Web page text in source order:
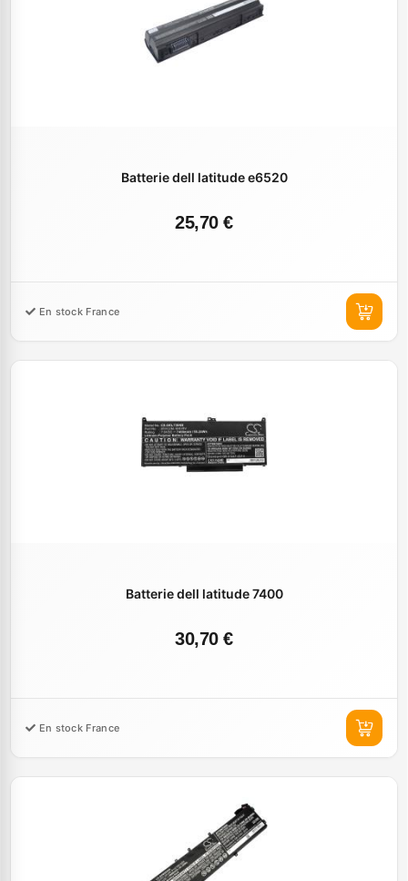
Batterie dell latitude e6520
25,70 €
En stock France
Batterie dell latitude 7400
30,70 €
En stock France